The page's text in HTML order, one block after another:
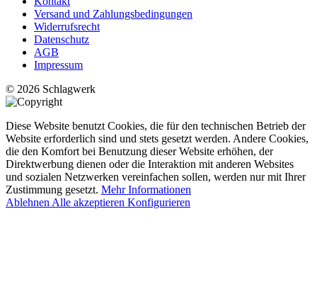
Versand und Zahlungsbedingungen
Widerrufsrecht
Datenschutz
AGB
Impressum
© 2026 Schlagwerk
Diese Website benutzt Cookies, die für den technischen Betrieb der
Website erforderlich sind und stets gesetzt werden. Andere Cookies,
die den Komfort bei Benutzung dieser Website erhöhen, der
Direktwerbung dienen oder die Interaktion mit anderen Websites
und sozialen Netzwerken vereinfachen sollen, werden nur mit Ihrer
Zustimmung gesetzt. Mehr Informationen
Ablehnen Alle akzeptieren Konfigurieren